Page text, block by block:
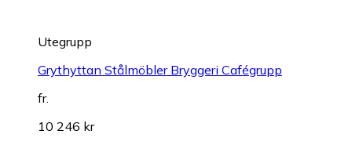
Utegrupp
Grythyttan Stålmöbler Bryggeri Cafégrupp
fr.
10 246 kr